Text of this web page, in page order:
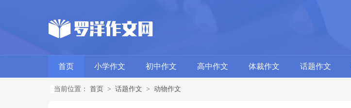
首页 小学作文 初中作文 高中作文 体裁作文 话题作文
当前位置： 首页 > 话题作文 > 动物作文